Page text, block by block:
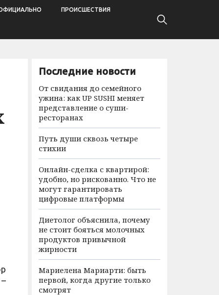
ПРОИСШЕСТВИЯ
Последние новости
От свидания до семейного
ужина: как UP SUSHI меняет
представление о суши-
ресторанах
Путь души сквозь четыре
стихии
Онлайн-сделка с квартирой:
удобно, но рискованно. Что не
могут гарантировать
цифровые платформы
Диетолог объяснила, почему
не стоит бояться молочных
продуктов привычной
жирности
Мариелена Мариарти: быть
первой, когда другие только
смотрят